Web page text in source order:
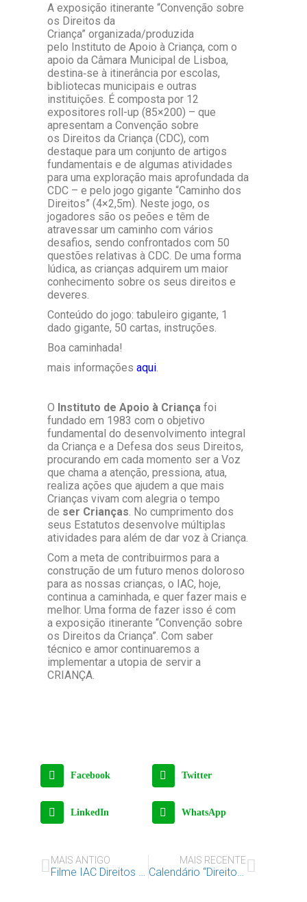
A exposição itinerante “Convenção sobre
os Direitos da
Criança” organizada/produzida
pelo Instituto de Apoio à Criança, com o
apoio da Câmara Municipal de Lisboa,
destina‐se à itinerância por escolas,
bibliotecas municipais e outras
instituições. É composta por 12
expositores roll-up (85×200) – que
apresentam a Convenção sobre
os Direitos da Criança (CDC), com
destaque para um conjunto de artigos
fundamentais e de algumas atividades
para uma exploração mais aprofundada da
CDC – e pelo jogo gigante “Caminho dos
Direitos” (4×2,5m). Neste jogo, os
jogadores são os peões e têm de
atravessar um caminho com vários
desafios, sendo confrontados com 50
questões relativas à CDC. De uma forma
lúdica, as crianças adquirem um maior
conhecimento sobre os seus direitos e
deveres.
Conteúdo do jogo: tabuleiro gigante, 1
dado gigante, 50 cartas, instruções.
Boa caminhada!
mais informações aqui.
O Instituto de Apoio à Criança foi
fundado em 1983 com o objetivo
fundamental do desenvolvimento integral
da Criança e a Defesa dos seus Direitos,
procurando em cada momento ser a Voz
que chama a atenção, pressiona, atua,
realiza ações que ajudem a que mais
Crianças vivam com alegria o tempo
de ser Crianças. No cumprimento dos
seus Estatutos desenvolve múltiplas
atividades para além de dar voz à Criança.
Com a meta de contribuirmos para a
construção de um futuro menos doloroso
para as nossas crianças, o IAC, hoje,
continua a caminhada, e quer fazer mais e
melhor. Uma forma de fazer isso é com
a exposição itinerante “Convenção sobre
os Direitos da Criança”. Com saber
técnico e amor continuaremos a
implementar a utopia de servir a
CRIANÇA.
Facebook Twitter
LinkedIn WhatsApp
MAIS ANTIGO
Filme IAC Direitos da Criança
MAIS RECENTE
Calendário “Direitos da Criança” do IAC